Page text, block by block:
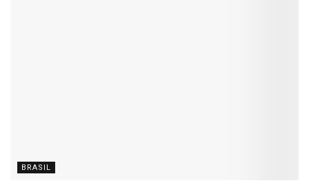
BRASIL